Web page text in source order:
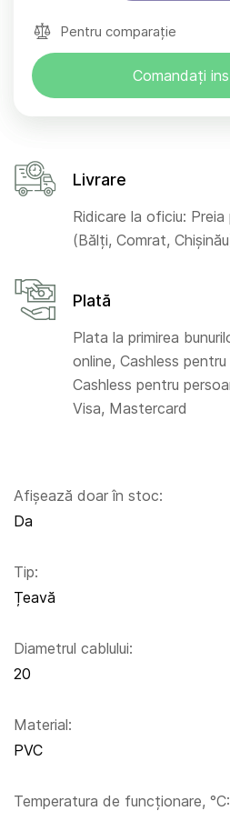
Afișează doar în stoc:
Da
Tip:
Țeavă
Diametrul cablului:
20
Material:
PVC
Temperatura de funcționare, °C:
Pentru comparație
Comandați
Livrare
Ridicare la oficiu:
(Bălți, Comrat,
Plată
Plata la primirea
online, Cashless
Cashless pentru
Visa, Mastercard